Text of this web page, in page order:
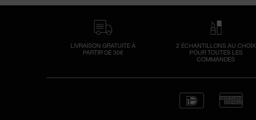
Nci
LIVRAISON GRATUITE À
PARTIR DE 30€
2 ÉCHANTILLONS AU CHOIX
POUR TOUTES LES
COMMANDES